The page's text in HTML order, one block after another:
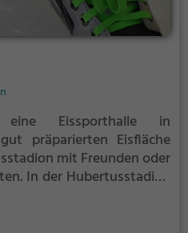
Eissporthalle in
präparierten Eisfläche
mit Freunden oder
In der Hubertusstadion
können sich mit